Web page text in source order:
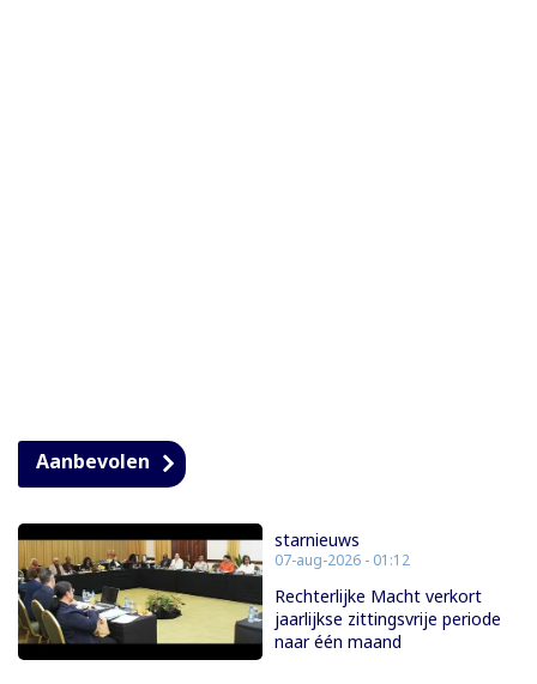
Aanbevolen
starnieuws
07-aug-2026 - 01:12
Rechterlijke Macht verkort
jaarlijkse zittingsvrije periode
naar één maand